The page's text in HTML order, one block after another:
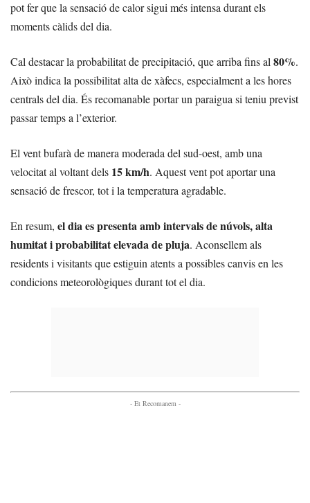
pot fer que la sensació de calor sigui més intensa durant els
moments càlids del dia.
Cal destacar la probabilitat de precipitació, que arriba fins al80%.
Això indica la possibilitat alta de xàfecs, especialment a les hores
centrals del dia. És recomanable portar un paraigua si teniu previst
passar temps a l’exterior.
El vent bufarà de manera moderada del sud-oest, amb una
velocitat al voltant dels 15 km/h. Aquest vent pot aportar una
sensació de frescor, tot i la temperatura agradable.
En resum, el dia es presenta amb intervals de núvols, alta
humitat i probabilitat elevada de pluja. Aconsellem als
residents i visitants que estiguin atents a possibles canvis en les
condicions meteorològiques durant tot el dia.
- Et Recomanem -